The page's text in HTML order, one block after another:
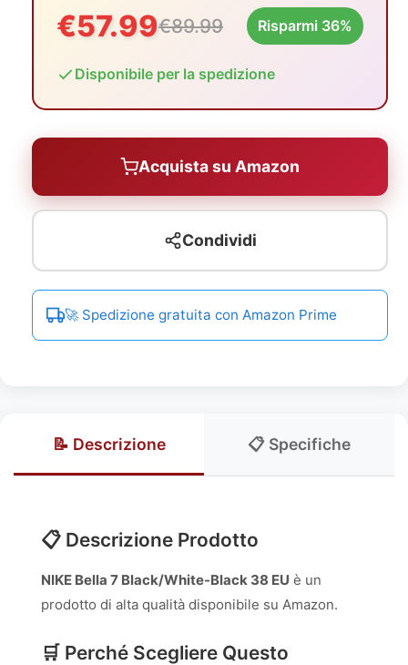
€57.99€89.99 Risparmi 36%
Disponibile per la spedizione
Acquista su Amazon
Condividi
🚀 Spedizione gratuita con Amazon Prime
📝 Descrizione 📋 Specifiche
📋 Descrizione Prodotto
NIKE Bella 7 Black/White-Black 38 EU è un
prodotto di alta qualità disponibile su Amazon.
🛒 Perché Scegliere Questo